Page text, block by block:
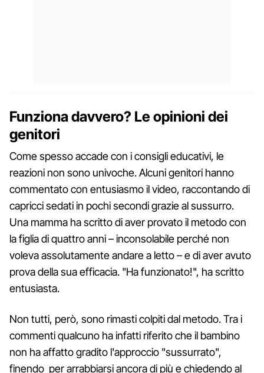
Funziona davvero? Le opinioni dei
genitori
Come spesso accade con i consigli educativi, le
reazioni non sono univoche. Alcuni genitori hanno
commentato con entusiasmo il video, raccontando di
capricci sedati in pochi secondi grazie al sussurro.
Una mamma ha scritto di aver provato il metodo con
la figlia di quattro anni – inconsolabile perché non
voleva assolutamente andare a letto – e di aver avuto
prova della sua efficacia. "Ha funzionato!", ha scritto
entusiasta.
Non tutti, però, sono rimasti colpiti dal metodo. Tra i
commenti qualcuno ha infatti riferito che il bambino
non ha affatto gradito l'approccio "sussurrato",
finendo per arrabbiarsi ancora di più e chiedendo al